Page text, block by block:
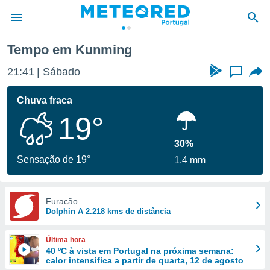
da
foi
fornecidas
a este
das
e
forma
digital
Tempo em Kunming
21:41 Sábado ...
Chuva fraca
19°
Sensação de 19°
30%
1.4 mm
Furacão
Dolphin A 2.218 kms de distância
Última hora
40 ºC à vista em Portugal na próxima semana:
calor intensifica a partir de quarta, 12 de agosto